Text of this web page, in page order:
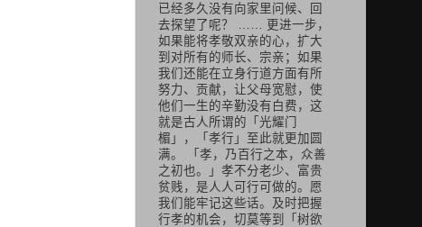
已经多久没有向家里问候、回
去探望了呢？ …… 更进一步，
如果能将孝敬双亲的心，扩大
到对所有的师长、宗亲；如果
我们还能在立身行道方面有所
努力、贡献，让父母宽慰，使
他们一生的辛勤没有白费，这
就是古人所谓的「光耀门
楣」，「孝行」至此就更加圆
满。 「孝，乃百行之本，众善
之初也。」孝不分老少、富贵
贫贱，是人人可行可做的。愿
我们能牢记这些话。及时把握
行孝的机会，切莫等到「树欲